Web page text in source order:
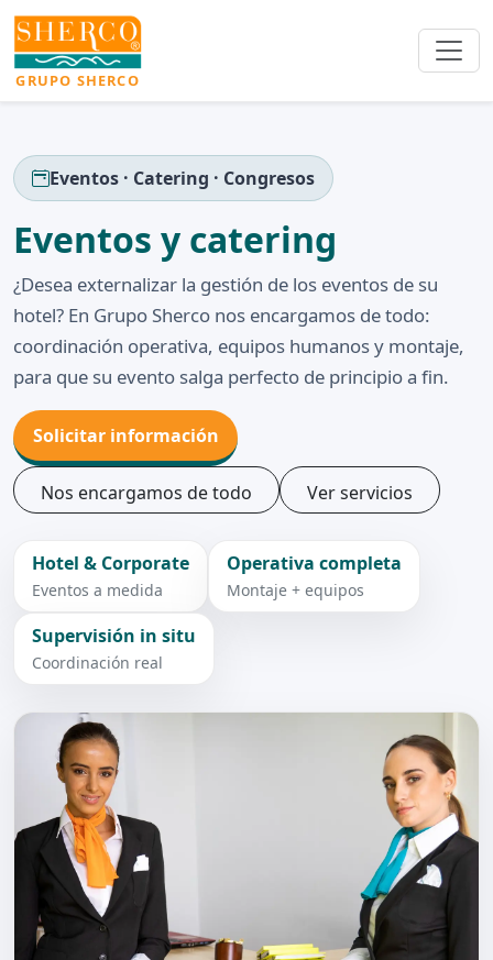
GRUPO SHERCO
Eventos · Catering · Congresos
Eventos y catering
¿Desea externalizar la gestión de los eventos de su
hotel? En Grupo Sherco nos encargamos de todo:
coordinación operativa, equipos humanos y montaje,
para que su evento salga perfecto de principio a fin.
Solicitar información
Nos encargamos de todo Ver servicios
Hotel & Corporate
Eventos a medida
Operativa completa
Montaje + equipos
Supervisión in situ
Coordinación real